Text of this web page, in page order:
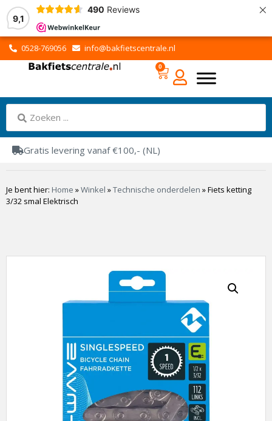
9,1
490 Reviews ×
0528-769056 info@bakfietscentrale.nl
0
Gratis levering vanaf €100,- (NL)
Je bent hier: Home »Winkel »Technische onderdelen »Fiets ketting
3/32 smal Elektrisch